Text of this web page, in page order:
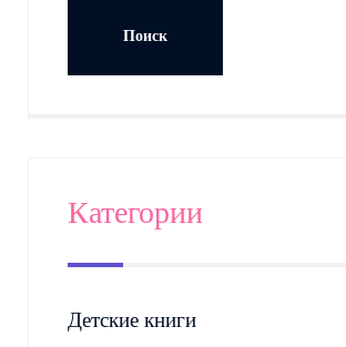
Категории
Детские книги